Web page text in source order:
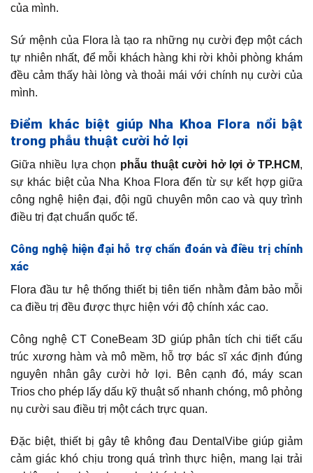
của mình.
Sứ mệnh của Flora là tạo ra những nụ cười đẹp một cách
tự nhiên nhất, để mỗi khách hàng khi rời khỏi phòng khám
đều cảm thấy hài lòng và thoải mái với chính nụ cười của
mình.
Điểm khác biệt giúp Nha Khoa Flora nổi bật
trong phẫu thuật cười hở lợi
Giữa nhiều lựa chọn phẫu thuật cười hở lợi ở TP.HCM,
sự khác biệt của Nha Khoa Flora đến từ sự kết hợp giữa
công nghệ hiện đại, đội ngũ chuyên môn cao và quy trình
điều trị đạt chuẩn quốc tế.
Công nghệ hiện đại hỗ trợ chẩn đoán và điều trị chính
xác
Flora đầu tư hệ thống thiết bị tiên tiến nhằm đảm bảo mỗi
ca điều trị đều được thực hiện với độ chính xác cao.
Công nghệ CT ConeBeam 3D giúp phân tích chi tiết cấu
trúc xương hàm và mô mềm, hỗ trợ bác sĩ xác định đúng
nguyên nhân gây cười hở lợi. Bên cạnh đó, máy scan
Trios cho phép lấy dấu kỹ thuật số nhanh chóng, mô phỏng
nụ cười sau điều trị một cách trực quan.
Đặc biệt, thiết bị gây tê không đau DentalVibe giúp giảm
cảm giác khó chịu trong quá trình thực hiện, mang lại trải